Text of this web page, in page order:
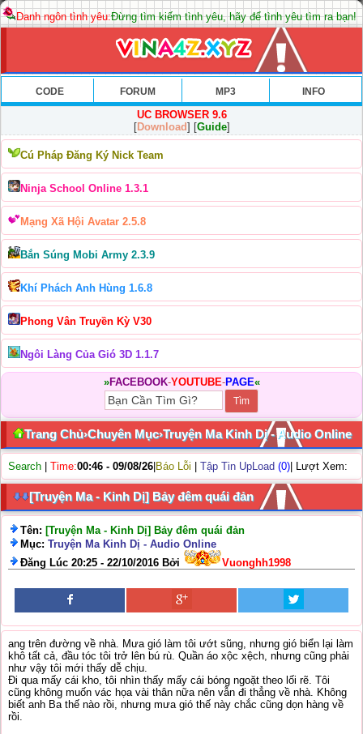
Danh ngôn tình yêu:Đừng tìm kiếm tình yêu, hãy để tình yêu tìm ra bạn!
CODE FORUM MP3 INFO
UC BROWSER 9.6
[Download] [Guide]
Cú Pháp Đăng Ký Nick Team
Ninja School Online 1.3.1
Mạng Xã Hội Avatar 2.5.8
Bắn Súng Mobi Army 2.3.9
Khí Phách Anh Hùng 1.6.8
Phong Vân Truyền Kỳ V30
Ngôi Làng Của Gió 3D 1.1.7
»FACEBOOK-YOUTUBE-PAGE«
Trang Chủ›Chuyên Mục›Truyện Ma Kinh Dị - Audio Online
Search Time:00:46 - 09/08/26 Báo Lỗi Tập Tin UpLoad (0) | Lượt Xem:
[Truyện Ma - Kinh Dị] Bảy đêm quái đản
Tên: [Truyện Ma - Kinh Dị] Bảy đêm quái đản
Mục: Truyện Ma Kinh Dị - Audio Online
Đăng Lúc 20:25 - 22/10/2016 Bởi
Vuonghh1998
ang trên đường về nhà. Mưa gió làm tôi ướt sũng, nhưng gió biển lại làm
khô tất cả, đầu tóc tôi trở lên bú rù. Quần áo xộc xệch, nhưng cũng phải
như vậy tôi mới thấy dễ chịu.
Đi qua mấy cái kho, tôi nhìn thấy mấy cái bóng ngoặt theo lối rẽ. Tôi
cũng không muốn vác họa vài thân nữa nên vẫn đi thẳng về nhà. Không
biết anh Ba thế nào rồi, nhưng mưa gió thế này chắc cũng dọn hàng về
rồi.